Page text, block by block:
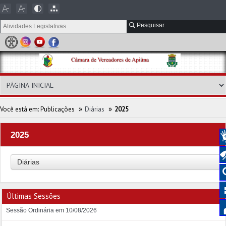
Pesquisar
Você está em:Publicações » Diárias » 2025
2025
Diárias
Últimas Sessões
Sessão Ordinária em 10/08/2026